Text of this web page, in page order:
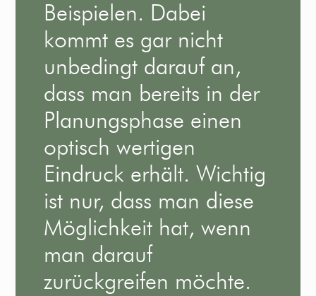
Beispielen. Dabei
kommt es gar nicht
unbedingt darauf an,
dass man bereits in der
Planungsphase einen
optisch wertigen
Eindruck erhält. Wichtig
ist nur, dass man diese
Möglichkeit hat, wenn
man darauf
zurückgreifen möchte.